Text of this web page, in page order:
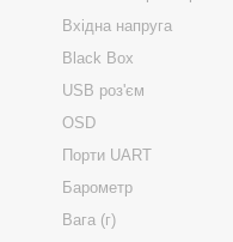
Вхідна напруга
Black Box
USB роз'єм
OSD
Порти UART
Барометр
Вага (г)